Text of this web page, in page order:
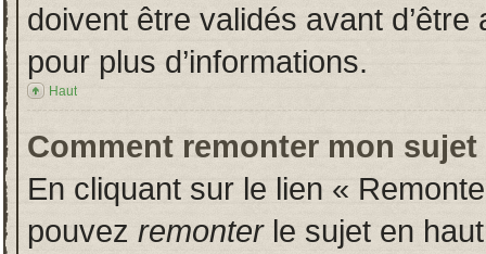
doivent être validés avant
pour plus d’informations.
Haut
Comment remonter mon sujet
En cliquant sur le lien «
pouvez remonterle sujet en